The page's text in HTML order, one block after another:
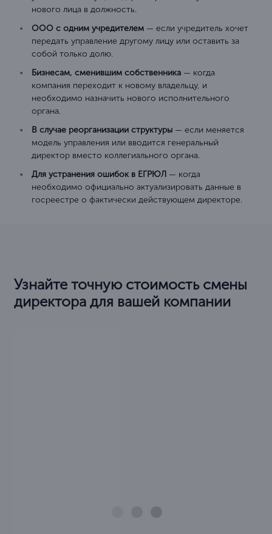
нового лица в должность.
ООО с одним учредителем — если учредитель хочет
передать управление другому лицу или оставить за
собой только долю.
Бизнесам, сменившим собственника — когда
компания переходит к новому владельцу, и
необходимо назначить нового исполнительного
органа.
В случае реорганизации структуры — если меняется
модель управления или вводится генеральный
директор вместо коллегиального органа.
Для устранения ошибок в ЕГРЮЛ — когда
необходимо официально актуализировать данные в
госреестре о фактически действующем директоре.
Узнайте точную стоимость смены
директора для вашей компании